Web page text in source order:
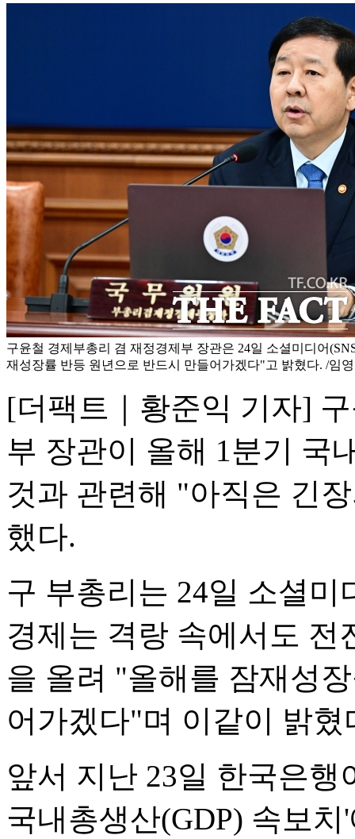
구윤철 경제부총리 겸 재정경제부 장관은 24일 소셜미디어
재성장률 반등 원년으로 반드시 만들어가겠다"고 밝혔다. /임
[더팩트｜황준익 기자]
부 장관이 올해 1분기 국
것과 관련해 "아직은 긴
했다.
구 부총리는 24일 소셜
경제는 격랑 속에서도 전
을 올려 "올해를 잠재성
어가겠다"며 이같이 밝혔
앞서 지난 23일 한국은행
국내총생산(GDP) 속보